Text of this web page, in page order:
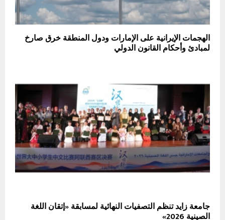
الهجمات الإيرانية على الإمارات ودول المنطقة خرق صارخ
لمبادئ وأحكام القانون الدولي
جامعة زايد تنظم التصفيات النهائية لمسابقة «إتقان اللغة
الصينية 2026»